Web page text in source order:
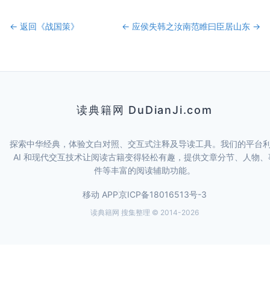
← 返回《战国策》 ← 应侯失韩之汝南范睢曰臣居山东 →
读典籍网 DuDianJi.com
探索中华经典，体验文白对照、交互式注释及导读工具。我们的平台
AI 和现代交互技术让阅读古籍变得轻松有趣，提供文章分节、人物、
件等丰富的阅读辅助功能。
移动 APP京ICP备18016513号-3
读典籍网 搜集整理 © 2014-2026